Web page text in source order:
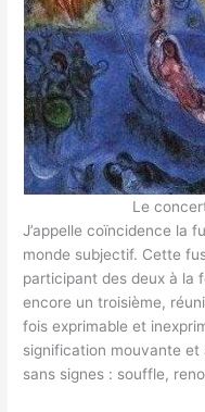
Le
J’appelle coïncidence la
monde subjectif. Cette
participant des deux à la
encore un troisième,
fois exprimable et
signification mouvante
sans signes : souffle,